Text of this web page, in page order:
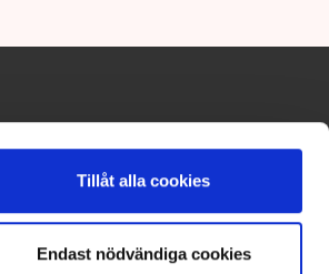
Tillåt alla cookies
Endast nödvändiga cookies
utgivare: